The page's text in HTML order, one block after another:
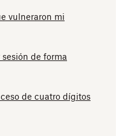
vulneraron mi
de forma
de cuatro dígitos